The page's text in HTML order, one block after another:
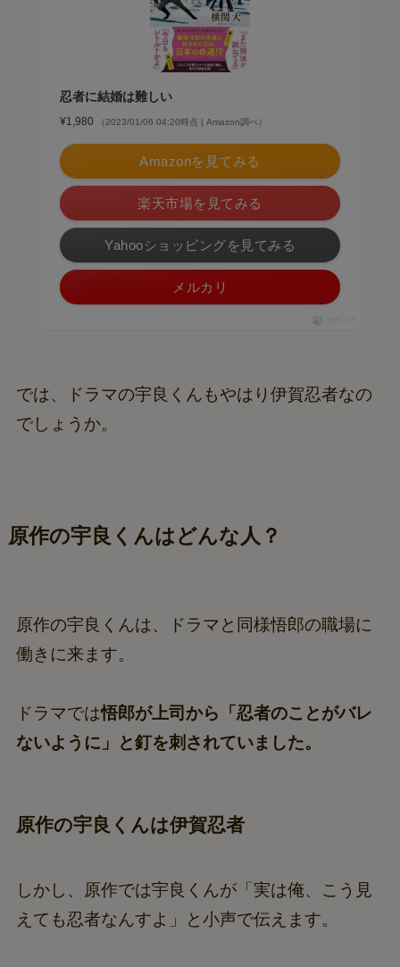
忍者に結婚は難しい
¥1,980 （2023/01/06 04:20時点 | Amazon調べ）
Amazonを見てみる
楽天市場を見てみる
Yahooショッピングを見てみる
メルカリ
では、ドラマの宇良くんもやはり伊賀忍者なの
でしょうか。
原作の宇良くんはどんな人？
原作の宇良くんは、ドラマと同様悟郎の職場に
働きに来ます。
ドラマでは悟郎が上司から「忍者のことがバレ
ないように」と釘を刺されていました。
原作の宇良くんは伊賀忍者
しかし、原作では宇良くんが「実は俺、こう見
えても忍者なんすよ」と小声で伝えます。